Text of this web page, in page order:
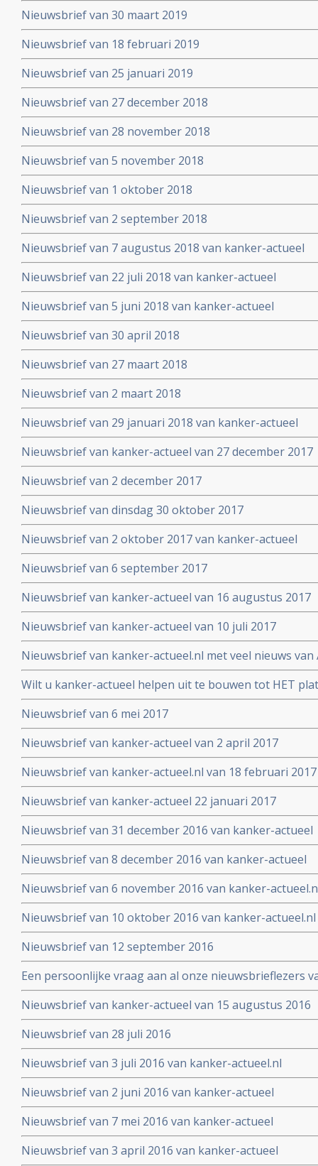
Nieuwsbrief van 30 maart 2019
Nieuwsbrief van 18 februari 2019
Nieuwsbrief van 25 januari 2019
Nieuwsbrief van 27 december 2018
Nieuwsbrief van 28 november 2018
Nieuwsbrief van 5 november 2018
Nieuwsbrief van 1 oktober 2018
Nieuwsbrief van 2 september 2018
Nieuwsbrief van 7 augustus 2018 van kanker-actueel
Nieuwsbrief van 22 juli 2018 van kanker-actueel
Nieuwsbrief van 5 juni 2018 van kanker-actueel
Nieuwsbrief van 30 april 2018
Nieuwsbrief van 27 maart 2018
Nieuwsbrief van 2 maart 2018
Nieuwsbrief van 29 januari 2018 van kanker-actueel
Nieuwsbrief van kanker-actueel van 27 december 2017
Nieuwsbrief van 2 december 2017
Nieuwsbrief van dinsdag 30 oktober 2017
Nieuwsbrief van 2 oktober 2017 van kanker-actueel
Nieuwsbrief van 6 september 2017
Nieuwsbrief van kanker-actueel van 16 augustus 2017
Nieuwsbrief van kanker-actueel van 10 juli 2017
Nieuwsbrief van kanker-actueel.nl met veel nieuws van
2017
Wilt u kanker-actueel helpen uit te bouwen tot HET
hun naasten?
Nieuwsbrief van 6 mei 2017
Nieuwsbrief van kanker-actueel van 2 april 2017
Nieuwsbrief van kanker-actueel.nl van 18 februari 2017
Nieuwsbrief van kanker-actueel 22 januari 2017
Nieuwsbrief van 31 december 2016 van kanker-actueel
Nieuwsbrief van 8 december 2016 van kanker-actueel
Nieuwsbrief van 6 november 2016 van kanker-
Nieuwsbrief van 10 oktober 2016 van kanker-actueel.nl
Nieuwsbrief van 12 september 2016
Een persoonlijke vraag aan al onze nieuwsbrieflezers
Nieuwsbrief van kanker-actueel van 15 augustus 2016
Nieuwsbrief van 28 juli 2016
Nieuwsbrief van 3 juli 2016 van kanker-actueel.nl
Nieuwsbrief van 2 juni 2016 van kanker-actueel
Nieuwsbrief van 7 mei 2016 van kanker-actueel
Nieuwsbrief van 3 april 2016 van kanker-actueel